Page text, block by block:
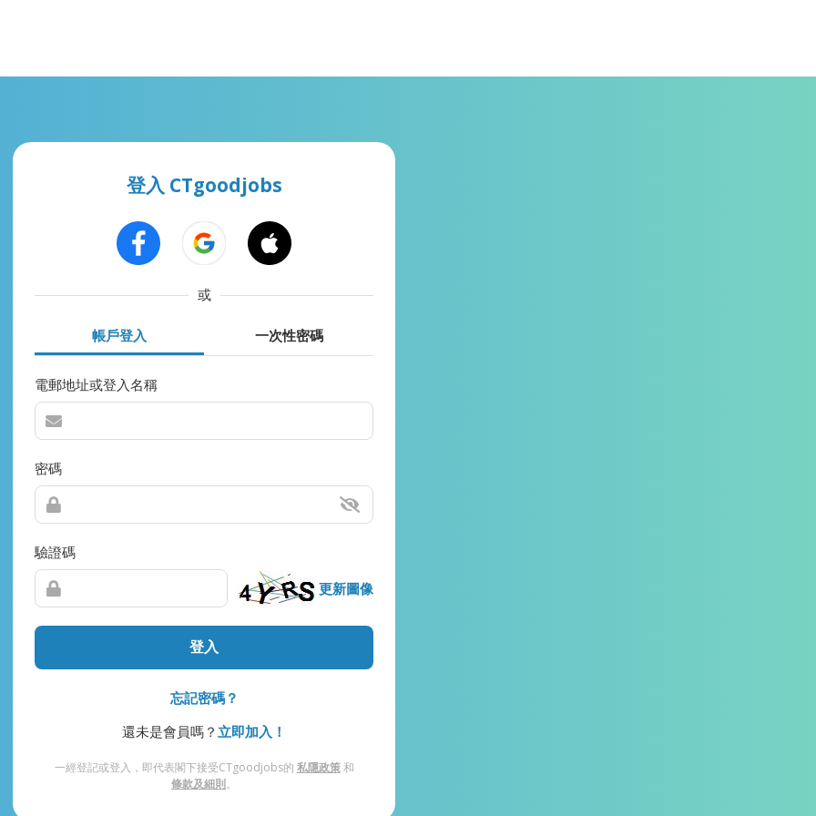
登入 CTgoodjobs
或
帳戶登入 一次性密碼
電郵地址或登入名稱
密碼
驗證碼
更新圖像
登入
忘記密碼？
還未是會員嗎？ 立即加入！
一經登記或登入，即代表閣下接受CTgoodjobs的 私隱政策和
條款及細則。